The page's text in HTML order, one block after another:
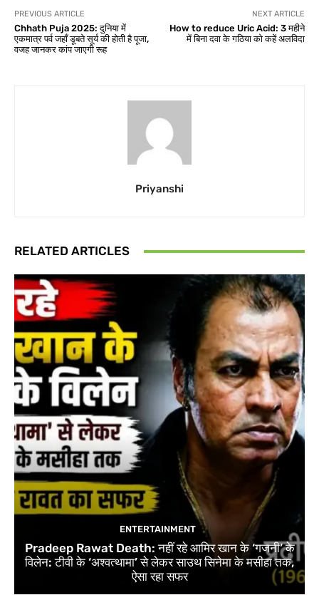
PREVIOUS ARTICLE
Chhath Puja 2025: दुनिया में
एकमात्र पर्व जहाँ डूबते सूर्य की होती है पूजा,
वजह जानकर कांप जाएगी रूह
NEXT ARTICLE
How to reduce Uric Acid: 3 महीने
में बिना दवा के गठिया को कहें अलविदा
Priyanshi
RELATED ARTICLES
ENTERTAINMENT
Pradeep Rawat Death: नहीं रहे आमिर खान के ‘गजनी’ के
विलेन: टीवी के ‘अश्वत्थामा’ से लेकर साउथ सिनेमा के मसीहा तक,
ऐसा रहा सफर